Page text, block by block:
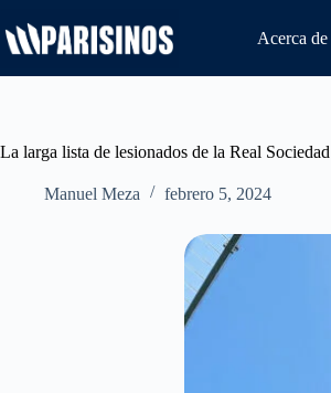
al
contenido
Acerca de
La larga lista de lesionados de la Real
Manuel Meza febrero 5, 2024